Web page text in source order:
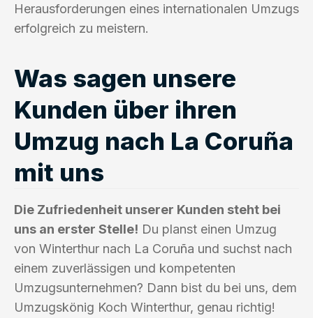
Herausforderungen eines internationalen Umzugs
erfolgreich zu meistern.
Was sagen unsere
Kunden über ihren
Umzug nach La Coruña
mit uns
Die Zufriedenheit unserer Kunden steht bei
uns an erster Stelle! Du planst einen Umzug
von Winterthur nach La Coruña und suchst nach
einem zuverlässigen und kompetenten
Umzugsunternehmen? Dann bist du bei uns, dem
Umzugskönig Koch Winterthur, genau richtig!